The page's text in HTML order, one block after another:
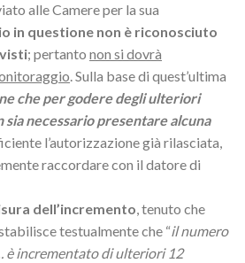
alle Camere per la sua
in questione non è riconosciuto
; pertanto non si dovrà
. Sulla base di quest’ultima
che per godere degli ulteriori
sia necessario presentare alcuna
l’autorizzazione già rilasciata,
raccordare con il datore di
dell’incremento, tenuto che
testualmente che “il numero
è incrementato di ulteriori 12